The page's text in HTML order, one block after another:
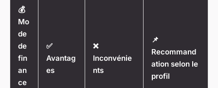
💰
Mo
de
de
fin
an
ce
✅
Avantag
es
❌
Inconvénie
nts
📌
Recommand
ation selon le
profil